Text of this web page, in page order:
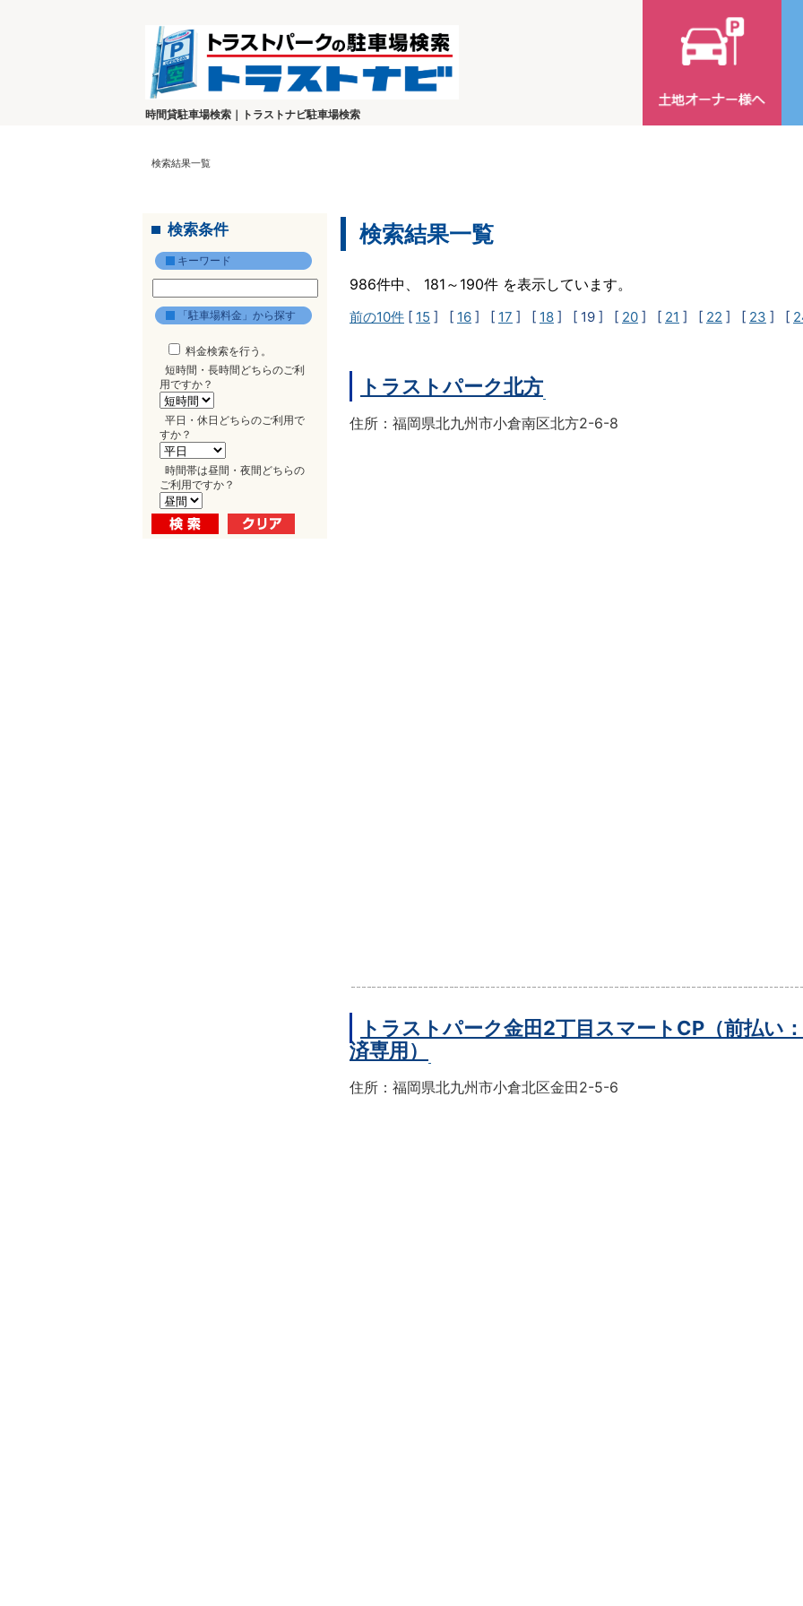
時間貸駐車場検索｜トラストナビ駐車場検索
検索結果一覧
検索条件
キーワード
「駐車場料金」から探す
料金検索を行う。
短時間・長時間どちらのご利
用ですか？
平日・休日どちらのご利用で
すか？
時間帯は昼間・夜間どちらの
ご利用ですか？
検索結果一覧
986件中、 181～190件 を表示しています。
前の10件 [ 15 ] [ 16 ] [ 17 ] [ 18 ] [ 19 ] [ 20 ] [ 21 ] [ 22 ] [ 23 ] [
トラストパーク北方
住所：福岡県北九州市小倉南区北方2-6-8
トラストパーク金田2丁目スマートCP（前払い
済専用）
住所：福岡県北九州市小倉北区金田2-5-6